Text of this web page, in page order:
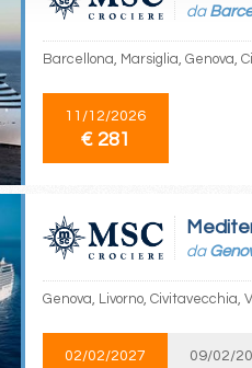
da
Barcellona, Marsiglia, Genova,
11/12/2026
€ 281
da
Genova, Livorno, Civitavecchia,
02/02/2027
09/02/